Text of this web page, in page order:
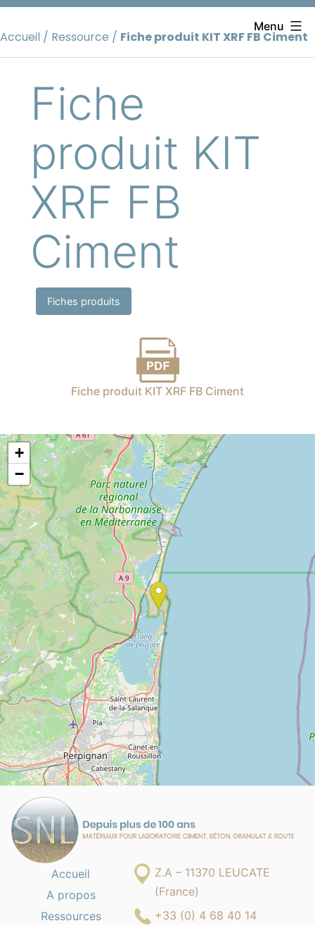
Aller
contenu
Menu
Accueil / Ressource / Fiche produit KIT XRF FB Ciment
Fiche
produit KIT
XRF FB
Ciment
Fiches produits
Fiche produit KIT XRF FB Ciment
Accueil
A propos
Ressources
Z.A – 11370 LEUCATE
(France)
+33 (0) 4 68 40 14
+
−